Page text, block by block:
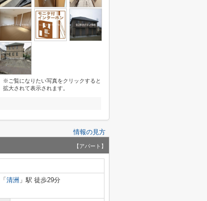
※ご覧になりたい写真をクリックすると
拡大されて表示されます。
情報の見方
【アパート】
「 清洲 」駅 徒歩29分